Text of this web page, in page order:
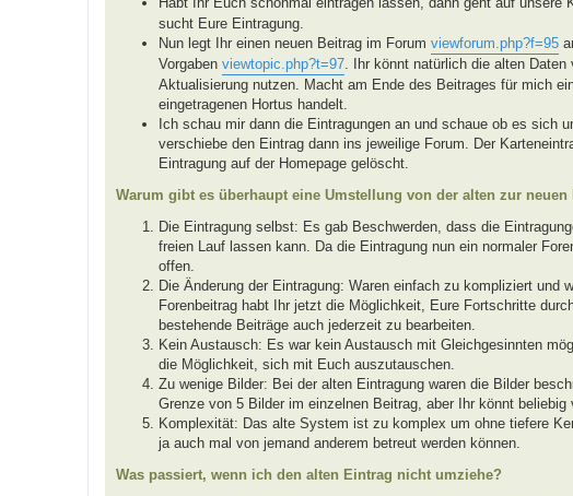
sucht Eure Eintragung.
Nun legt Ihr einen neuen Beitrag im Forum viewforum.php?f=95
Vorgaben viewtopic.php?t=97 . Ihr könnt natürlich die alten
Aktualisierung nutzen. Macht am Ende des Beitrages für mich
eingetragenen Hortus handelt.
Ich schau mir dann die Eintragungen an und schaue ob es sich
verschiebe den Eintrag dann ins jeweilige Forum. Der
Eintragung auf der Homepage gelöscht.
Warum gibt es überhaupt eine Umstellung von der alten zur neuen
Die Eintragung selbst: Es gab Beschwerden, dass die
freien Lauf lassen kann. Da die Eintragung nun ein normaler
offen.
Die Änderung der Eintragung: Waren einfach zu kompliziert und
Forenbeitrag habt Ihr jetzt die Möglichkeit, Eure Fortschritte
bestehende Beiträge auch jederzeit zu bearbeiten.
Kein Austausch: Es war kein Austausch mit Gleichgesinnten
die Möglichkeit, sich mit Euch auszutauschen.
Zu wenige Bilder: Bei der alten Eintragung waren die Bilder
Grenze von 5 Bilder im einzelnen Beitrag, aber Ihr könnt
Komplexität: Das alte System ist zu komplex um ohne tiefere
ja auch mal von jemand anderem betreut werden können.
Was passiert, wenn ich den alten Eintrag nicht umziehe?